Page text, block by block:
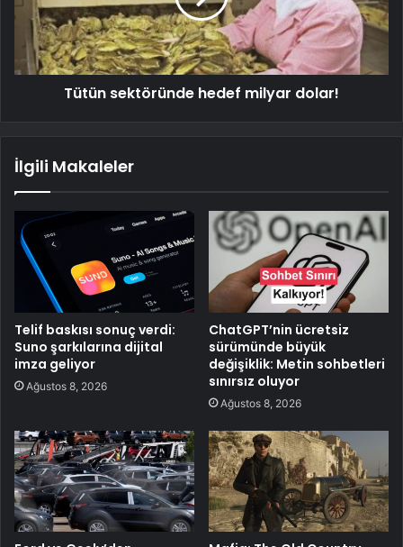
Tütün sektöründe hedef milyar dolar!
İlgili Makaleler
Telif baskısı sonuç verdi:
Suno şarkılarına dijital
imza geliyor
Ağustos 8, 2026
ChatGPT’nin ücretsiz
sürümünde büyük
değişiklik: Metin sohbetleri
sınırsız oluyor
Ağustos 8, 2026